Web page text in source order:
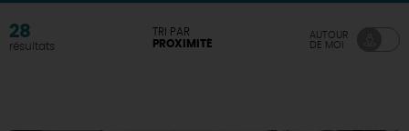
TOUT L'AGENDA
28
résultats
TRI PAR
PROXIMITÉ
AUTOUR
DE MOI